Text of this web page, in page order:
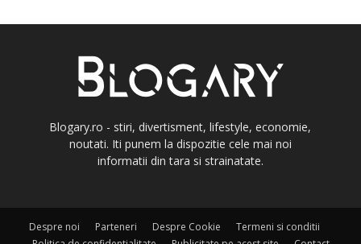
Blogary.ro - stiri, divertisment, lifestyle, economie,
noutati. Iti punem la dispozitie cele mai noi
informatii din tara si strainatate.
Despre noi Parteneri Despre Cookie
Termeni si conditii